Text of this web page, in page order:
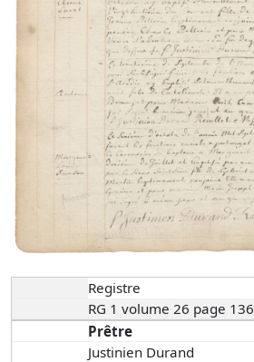
Registre
RG 1 volume 26 page 136
Prêtre
Justinien Durand